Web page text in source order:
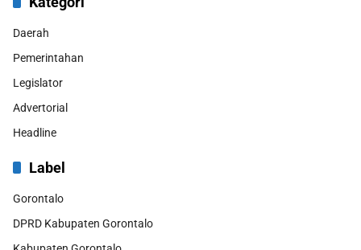
Daerah
Pemerintahan
Legislator
Advertorial
Headline
Label
Gorontalo
DPRD Kabupaten Gorontalo